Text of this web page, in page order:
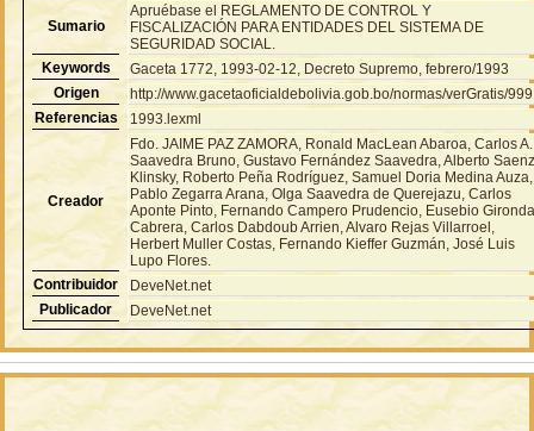
Sumario
Apruébase el REGLAMENTO DE CONTROL Y
FISCALIZACIÓN PARA ENTIDADES DEL SISTEMA DE
SEGURIDAD SOCIAL.
Keywords
Gaceta 1772, 1993-02-12, Decreto Supremo, febrero/1993
Origen
http://www.gacetaoficialdebolivia.gob.bo/normas/verGratis/
Referencias
1993.lexml
Creador
Fdo. JAIME PAZ ZAMORA, Ronald MacLean Abaroa, Carlos A.
Saavedra Bruno, Gustavo Fernández Saavedra, Alberto
Klinsky, Roberto Peña Rodríguez, Samuel Doria Medina Auza,
Pablo Zegarra Arana, Olga Saavedra de Querejazu, Carlos
Aponte Pinto, Fernando Campero Prudencio, Eusebio
Cabrera, Carlos Dabdoub Arrien, Alvaro Rejas Villarroel,
Herbert Muller Costas, Fernando Kieffer Guzmán, José Luis
Lupo Flores.
Contribuidor
DeveNet.net
Publicador
DeveNet.net